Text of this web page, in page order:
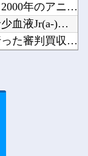
デジモンがここにきて過去最高益、2000年のアニメ放送当時を...
【速報】日本赤十字社、韓国に超希少血液Jr(a-)を提供「韓...
韓国人「我が国がクウェート戦で行った審判買収が本当に深刻であ...
するんやな他
by livedoor 相互RSS